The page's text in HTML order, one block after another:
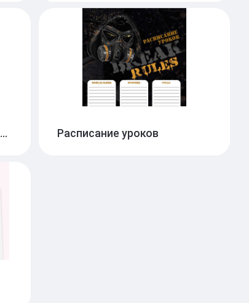
Папки для черчения и акварели Расписание уроков